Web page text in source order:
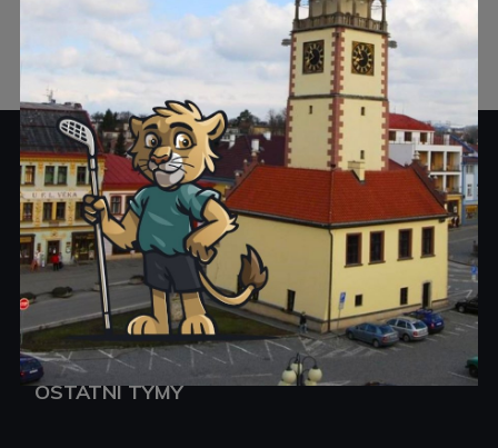
KLUB
ELITNÍ TÝMY
MLÁDEŽ
OSTATNÍ TÝMY